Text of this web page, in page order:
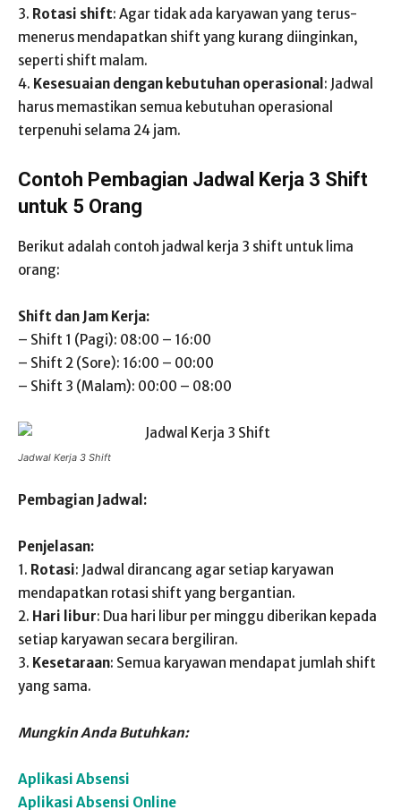
3. Rotasi shift: Agar tidak ada karyawan yang terus-
menerus mendapatkan shift yang kurang diinginkan,
seperti shift malam.
4. Kesesuaian dengan kebutuhan operasional : Jadwal
harus memastikan semua kebutuhan operasional
terpenuhi selama 24 jam.
Contoh Pembagian Jadwal Kerja 3 Shift
untuk 5 Orang
Berikut adalah contoh jadwal kerja 3 shift untuk lima
orang:
Shift dan Jam Kerja:
– Shift 1 (Pagi): 08:00 – 16:00
– Shift 2 (Sore): 16:00 – 00:00
– Shift 3 (Malam): 00:00 – 08:00
Jadwal Kerja 3 Shift
Pembagian Jadwal:
Penjelasan:
1. Rotasi: Jadwal dirancang agar setiap karyawan
mendapatkan rotasi shift yang bergantian.
2. Hari libur: Dua hari libur per minggu diberikan kepada
setiap karyawan secara bergiliran.
3. Kesetaraan: Semua karyawan mendapat jumlah shift
yang sama.
Mungkin Anda Butuhkan:
Aplikasi Absensi
Aplikasi Absensi Online